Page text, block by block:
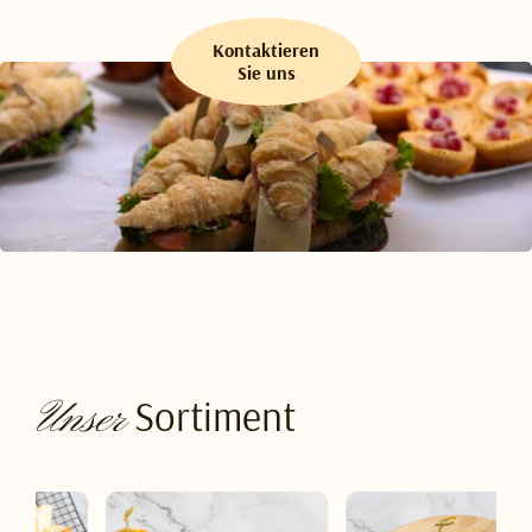
Kontaktieren
Sie uns
UnserSortiment